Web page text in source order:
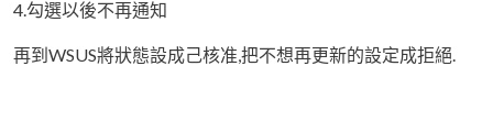
4.勾選以後不再通知
再到WSUS將狀態設成己核准,把不想再更新的設定成拒絕.